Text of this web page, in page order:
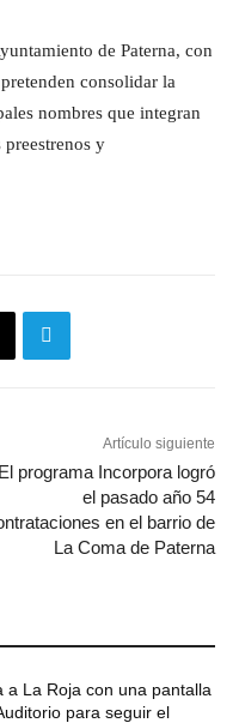
de Paterna, con
consolidar la
nombres que integran
preestrenos y
Artículo siguiente
El programa Incorpora logró
el pasado año 54
en el barrio de
La Coma de Paterna
a La Roja con una pantalla
para seguir el